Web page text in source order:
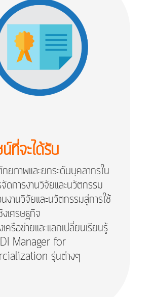
น์ที่จะได้รับ
ยภาพและยกระดับบุคลากรใน
ดการงานวิจัยและนวัตกรรม
งานวิจัยและนวัตกรรมสู่การใช้
งเศรษฐกิจ
เครือข่ายและแลกเปลี่ยนเรียนรู้
Manager for
รุ่นต่างๆ